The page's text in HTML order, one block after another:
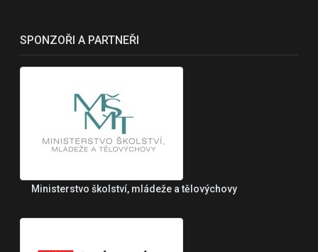
SPONZOŘI A PARTNEŘI
Ministerstvo školství, mládeže a tělovýchovy